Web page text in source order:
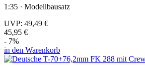
1:35 · Modellbausatz
UVP: 49,49 €
45,95 €
- 7%
in den Warenkorb